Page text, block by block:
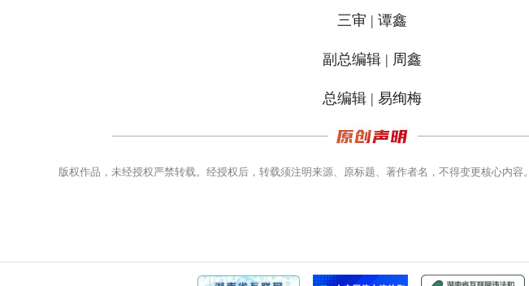
三审 | 谭鑫
副总编辑 | 周鑫
总编辑 | 易绚梅
版权作品，未经授权严禁转载。经授权后，转载须注明来源、原标题、著作者名，不得变更核心内容。